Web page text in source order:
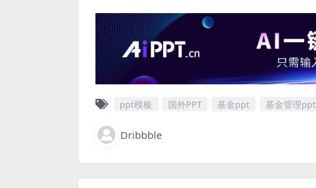
ppt模板 国外PPT 基金ppt 基金管理ppt
Dribbble